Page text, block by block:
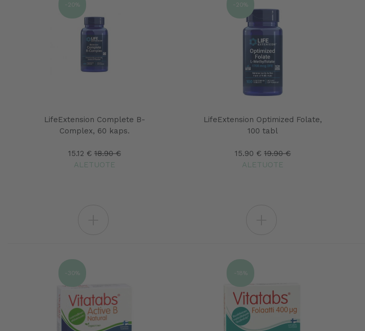
LifeExtension Complete B-
Complex, 60 kaps.
15.12 € 18.90 €
ALETUOTE
-20%
LifeExtension Optimized Folate,
100 tabl
15.90 € 19.90 €
ALETUOTE
-20%
-30% -18%